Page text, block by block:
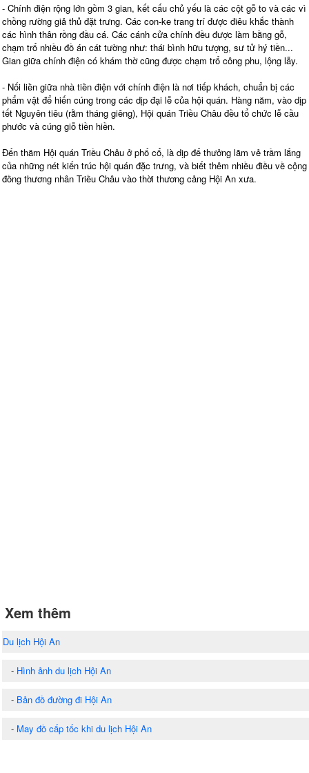
- Chính điện rộng lớn gồm 3 gian, kết cấu chủ yếu là các cột gỗ to và các vì
chồng rường giả thủ đặt trưng. Các con-ke trang trí được điêu khắc thành
các hình thân rồng đầu cá. Các cánh cửa chính đều được làm bằng gỗ,
chạm trổ nhiều đồ án cát tường như: thái bình hữu tượng, sư tử hý tiền...
Gian giữa chính điện có khám thờ cũng được chạm trổ công phu, lộng lẫy.
- Nối liền giữa nhà tiền điện với chính điện là nơi tiếp khách, chuẩn bị các
phẩm vật để hiến cúng trong các dịp đại lễ của hội quán. Hàng năm, vào dịp
tết Nguyên tiêu (rằm tháng giêng), Hội quán Triều Châu đều tổ chức lễ cầu
phước và cúng giỗ tiền hiền.
Đến thăm Hội quán Triều Châu ở phố cổ, là dịp để thưởng lãm vẻ trầm lắng
của những nét kiến trúc hội quán đặc trưng, và biết thêm nhiều điều về cộng
đồng thương nhân Triều Châu vào thời thương cảng Hội An xưa.
Xem thêm
Du lịch Hội An
- Hình ảnh du lịch Hội An
- Bản đồ đường đi Hội An
- May đồ cấp tốc khi du lịch Hội An